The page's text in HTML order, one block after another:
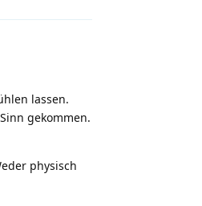
lassen.
gekommen.
physisch